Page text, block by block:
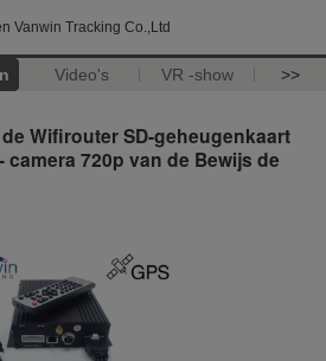
Vanwin Tracking Co.,Ltd
Video's VR -show >>
Wifirouter SD-geheugenkaart
camera 720p van de Bewijs de